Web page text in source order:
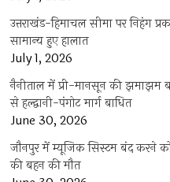
उत्तराखंड-हिमाचल सीमा पर निहंग
सामान्य हुए हालात
July 1, 2026
नैनीताल में प्री-मानसून की झमाझम
से हल्द्वानी-पंगोट मार्ग बाधित
June 30, 2026
जौनपुर में म्यूजिक सिस्टम बंद करने
की बहन की मौत